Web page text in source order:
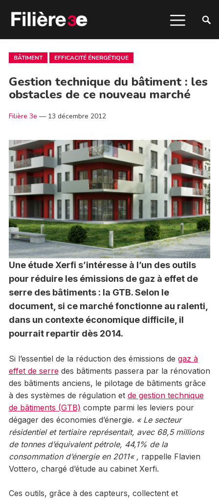
BÂTIMENT EFFICACITÉ ÉNERGÉTIQUE
Gestion technique du bâtiment : les
obstacles de ce nouveau marché
Filière 3e — 13 décembre 2012
Une étude Xerfi s’intéresse à l’un des outils
pour réduire les émissions de gaz à effet de
serre des bâtiments : la GTB. Selon le
document, si ce marché fonctionne au ralenti,
dans un contexte économique difficile, il
pourrait repartir dès 2014.
Si l’essentiel de la réduction des émissions de gaz à
effet de serredes bâtiments passera par la rénovation
des bâtiments anciens, le pilotage de bâtiments grâce
à des systèmes de régulation et de gestion technique
de bâtiments (GTB) compte parmi les leviers pour
dégager des économies d’énergie. « Le secteur
résidentiel et tertiaire représentait, avec 68,5 millions
de tonnes d’équivalent pétrole, 44,1% de la
consommation d’énergie en 2011« , rappelle Flavien
Vottero, chargé d’étude au cabinet Xerfi.
Ces outils, grâce à des capteurs, collectent et